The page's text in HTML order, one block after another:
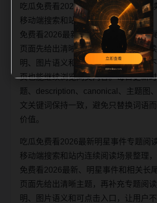
吃瓜免费看2026最新明星事件专题阅
移动端搜索和站内连续阅读场景整理
免费看2026最新、明星事件和相关长
页面先给出清晰主题，再补充专题阅
明、图片语义和可点击入口，让用户
页也能继续浏览同类内容。每日更新
题、description、canonical、主题图
文关键词保持一致，避免只替换词语
价值。
吃瓜免费看2026最新明星事件专题阅
移动端搜索和站内连续阅读场景整理
免费看2026最新、明星事件和相关长
页面先给出清晰主题，再补充专题阅
明、图片语义和可点击入口，让用户